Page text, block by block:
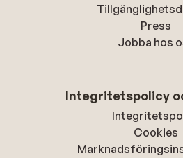
Press
Jobba hos
Integritetspolicy
Cookies